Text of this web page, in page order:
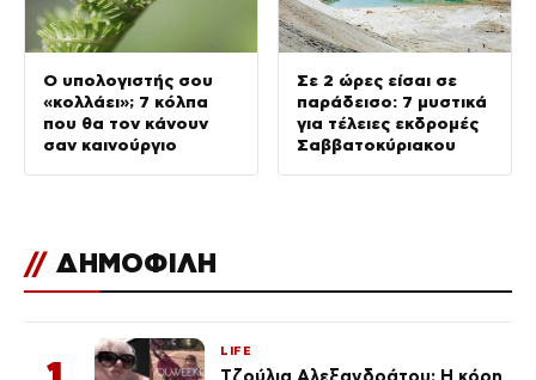
Ο υπολογιστής σου
«κολλάει»; 7 κόλπα
που θα τον κάνουν
σαν καινούργιο
Σε 2 ώρες είσαι σε
παράδεισο: 7 μυστικά
για τέλειες εκδρομές
Σαββατοκύριακου
// ΔΗΜΟΦΙΛΗ
LIFE